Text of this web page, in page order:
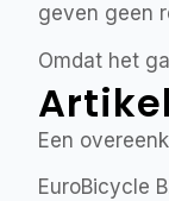
geven geen
Omdat het
Een
EuroBicycle